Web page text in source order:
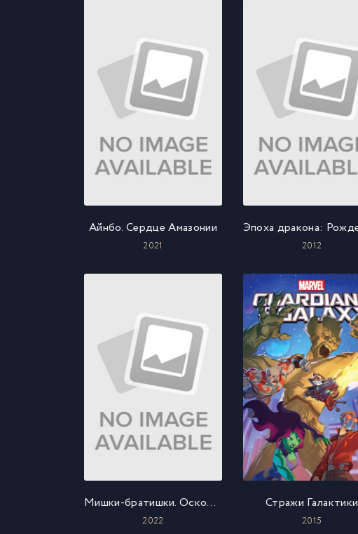
Айнбо. Сердце Амазонии
2021 2012
Мишки-братишки. Осколки кристалла
2022
Стражи Галактики
2015